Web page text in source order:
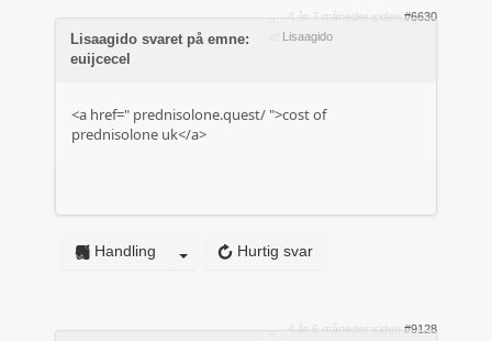
4 år 7 måneder siden #6630
Lisaagido
Lisaagido svaret på emne:
euijcecel
<a href=" prednisolone.quest/ ">cost of
prednisolone uk</a>
Hurtig svar
Handling
4 år 6 måneder siden #9128